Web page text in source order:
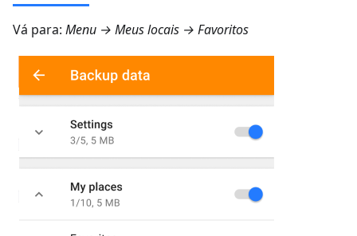
Vá para: Menu → Meus locais → Favoritos